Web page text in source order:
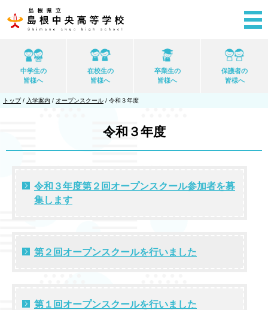
中学生の
皆様へ
在校生の
皆様へ
卒業生の
皆様へ
保護者の
皆様へ
現
トップ/ 入学案内 / オープンスクール / 令和３年度
令和３年度
令和３年度第２回オープンスクール参加者を募
集します
第２回オープンスクールを行いました
第１回オープンスクールを行いました